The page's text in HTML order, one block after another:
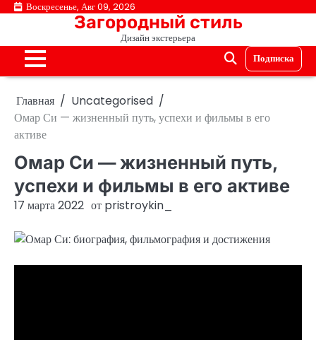
ПерейтиВоскресенье, Авг 09, 2026
Загородный стиль
Дизайн экстерьера
Подписка
Главная
Uncategorised
Омар Си — жизненный путь, успехи и фильмы в его
активе
Омар Си — жизненный путь,
успехи и фильмы в его активе
17 марта 2022 от pristroykin_